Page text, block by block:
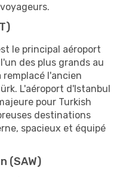
le principal aéroport
des plus grands au
remplacé l'ancien
L'aéroport d'Istanbul
pour Turkish
destinations
spacieux et équipé
(SAW)